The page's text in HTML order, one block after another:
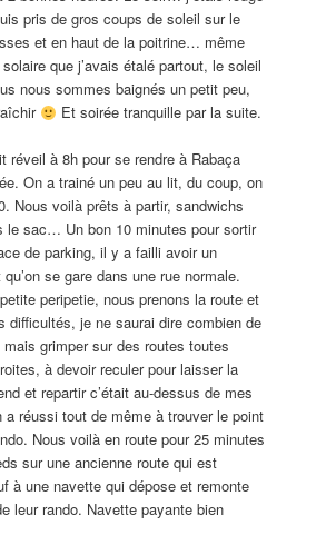
pris de gros coups de soleil sur le
et en haut de la poitrine… même
que j’avais étalé partout, le soleil
nous sommes baignés un petit peu,
Et soirée tranquille par la suite.
réveil à 8h pour se rendre à Rabaça
On a trainé un peu au lit, du coup, on
Nous voilà prêts à partir, sandwichs
le sac… Un bon 10 minutes pour sortir
de parking, il y a failli avoir un
se gare dans une rue normale.
peripetie, nous prenons la route et
difficultés, je ne saurai dire combien de
grimper sur des routes toutes
à devoir reculer pour laisser la
et repartir c’était au-dessus de mes
a réussi tout de même à trouver le point
Nous voilà en route pour 25 minutes
sur une ancienne route qui est
à une navette qui dépose et remonte
leur rando. Navette payante bien